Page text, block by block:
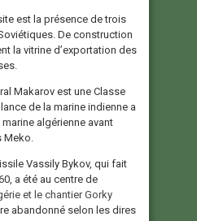
est la présence de trois
De construction
la vitrine d’exportation des
Makarov est une Classe
de la marine indienne a
algérienne avant
Meko.
Vassily Bykov, qui fait
a été au centre de
et le chantier Gorky
abandonné selon les dires